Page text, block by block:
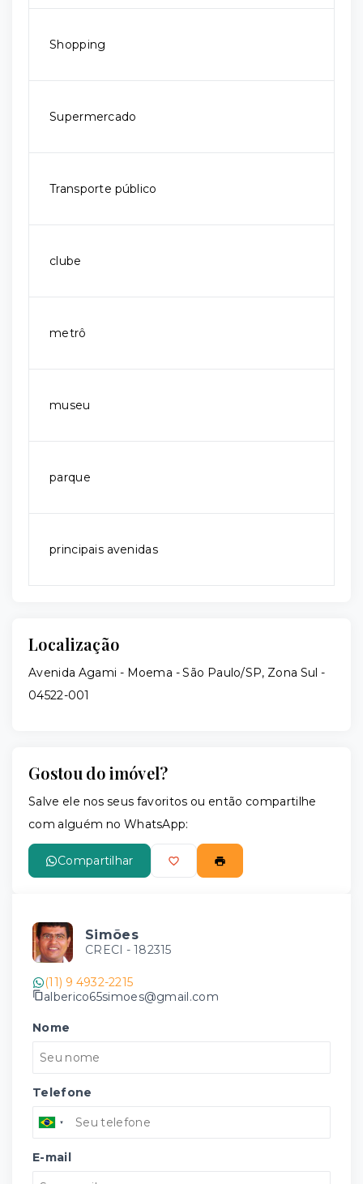
Shopping
Supermercado
Transporte público
clube
metrô
museu
parque
principais avenidas
Localização
Avenida Agami - Moema - São Paulo/SP, Zona Sul -
04522-001
Gostou do imóvel?
Salve ele nos seus favoritos ou então compartilhe
com alguém no WhatsApp:
Compartilhar
Simões
CRECI - 182315
(11) 9 4932-2215
alberico65simoes@gmail.com
Nome
Telefone
E-mail